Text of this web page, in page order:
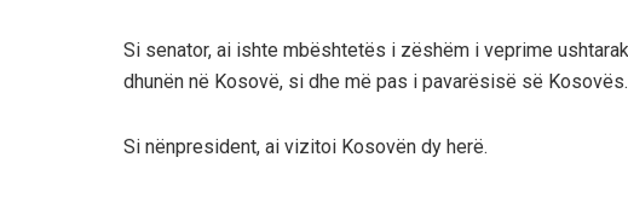
Si senator, ai ishte mbështetës i zëshëm i veprime
dhunën në Kosovë, si dhe më pas i pavarësisë së Kosovës.
Si nënpresident, ai vizitoi Kosovën dy herë.